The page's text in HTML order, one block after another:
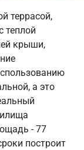
террасой,
теплой
крыши,
а это
- 77
построит